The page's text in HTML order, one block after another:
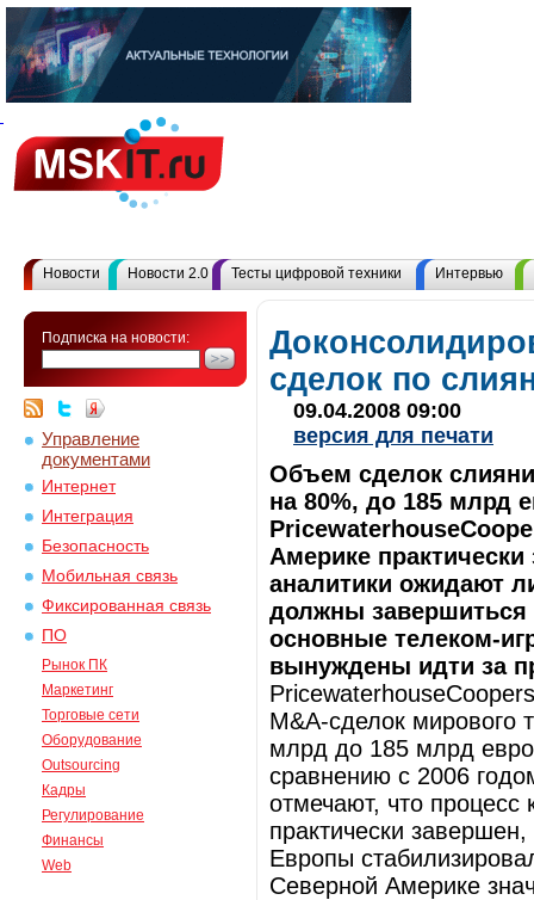
Новости Новости 2.0 Тесты цифровой техники Интервью
Подписка на новости:
Управление
документами
Интернет
Интеграция
Безопасность
Мобильная связь
Фиксированная связь
ПО
Рынок ПК
Маркетинг
Торговые сети
Оборудование
Outsourcing
Кадры
Регулирование
Финансы
Web
сделок по
09.04.2008 09:00
версия для печати
Объем сделок
на 80%, до 185 млрд
Америке
аналитики ожидают
должны завершиться
основные телеком-
вынуждены идти за
M&A-сделок мирового
млрд до 185 млрд
сравнению с 2006
отмечают, что процесс
практически
Европы
Северной Америке